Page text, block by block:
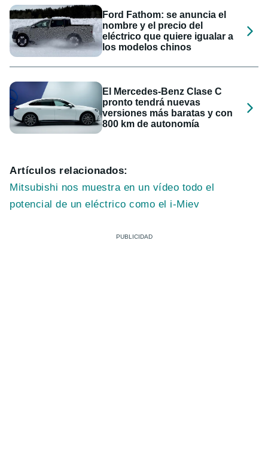
Ford Fathom: se anuncia el
nombre y el precio del
eléctrico que quiere igualar a
los modelos chinos
El Mercedes-Benz Clase C
pronto tendrá nuevas
versiones más baratas y con
800 km de autonomía
Artículos relacionados:
Mitsubishi nos muestra en un vídeo todo el
potencial de un eléctrico como el i-Miev